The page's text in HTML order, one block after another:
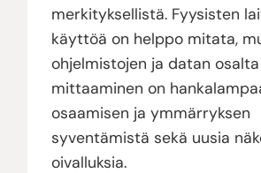
merkityksellistä. Fyysisten
käyttöä on helppo mitata,
ohjelmistojen ja datan osalta
mittaaminen on
osaamisen ja ymmärryksen
syventämistä sekä uusia
oivalluksia.